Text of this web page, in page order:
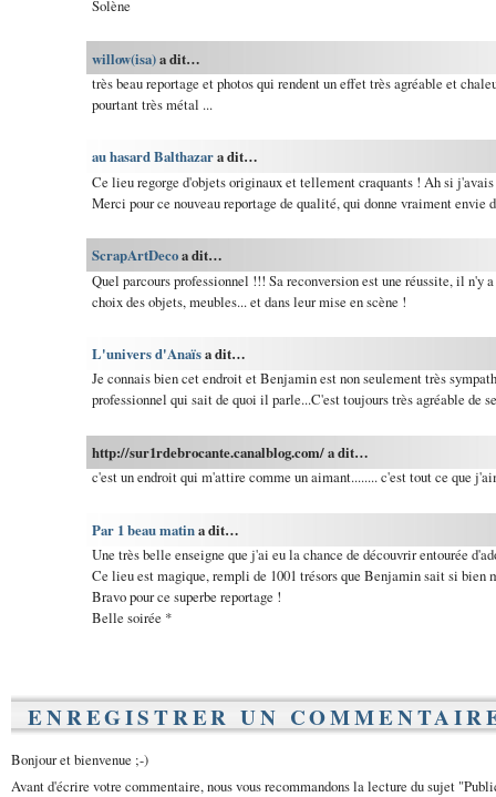
Solène
willow(isa)a dit…
très beau reportage et photos qui rendent un effet très agréable et
pourtant très métal ...
au hasard Balthazara dit…
Ce lieu regorge d'objets originaux et tellement craquants ! Ah si
Merci pour ce nouveau reportage de qualité, qui donne vraiment envie
ScrapArtDecoa dit…
Quel parcours professionnel !!! Sa reconversion est une réussite, il n'y
choix des objets, meubles... et dans leur mise en scène !
L'univers d'Anaïsa dit…
Je connais bien cet endroit et Benjamin est non seulement très
professionnel qui sait de quoi il parle...C'est toujours très agréable de
http://sur1rdebrocante.canalblog.com/ a dit…
c'est un endroit qui m'attire comme un aimant........ c'est tout ce que
Par 1 beau matina dit…
Une très belle enseigne que j'ai eu la chance de découvrir entourée
Ce lieu est magique, rempli de 1001 trésors que Benjamin sait si bien
Bravo pour ce superbe reportage !
Belle soirée *
ENREGISTRER UN
Bonjour et bienvenue ;-)
Avant d'écrire votre commentaire, nous vous recommandons la lecture du sujet